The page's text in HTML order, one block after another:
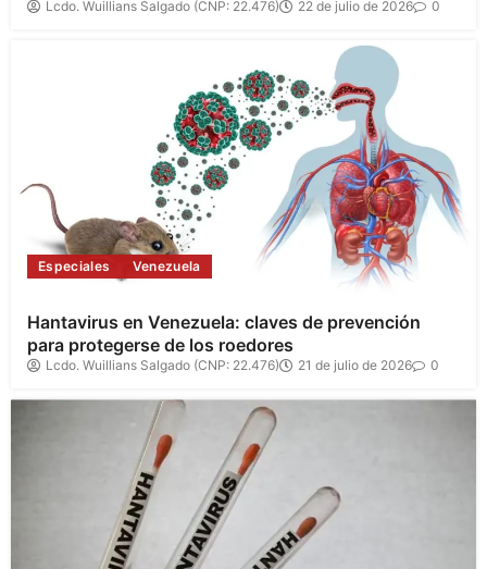
Lcdo. Wuillians Salgado (CNP: 22.476) 22 de julio de 2026 0
Especiales Venezuela
Hantavirus en Venezuela: claves de prevención
para protegerse de los roedores
Lcdo. Wuillians Salgado (CNP: 22.476) 21 de julio de 2026 0